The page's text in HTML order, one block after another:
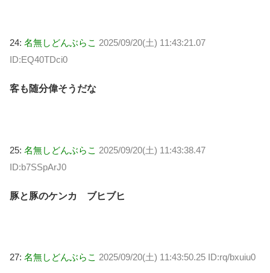
24: 名無しどんぶらこ 2025/09/20(土) 11:43:21.07
ID:EQ40TDci0
客も随分偉そうだな
25: 名無しどんぶらこ 2025/09/20(土) 11:43:38.47
ID:b7SSpArJ0
豚と豚のケンカ ブヒブヒ
27: 名無しどんぶらこ 2025/09/20(土) 11:43:50.25 ID:rq/bxuiu0